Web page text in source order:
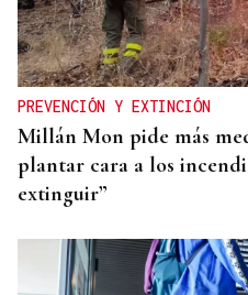
PREVENCIÓN Y EXTINCIÓN
Millán Mon pide más
plantar cara a los
extinguir”